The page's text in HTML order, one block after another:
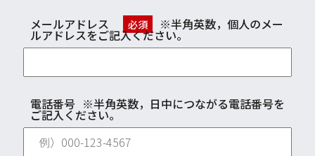
メールアドレス 必須 ※半角英数，個人のメー
ルアドレスをご記入ください。
電話番号 ※半角英数，日中につながる電話番号を
ご記入ください。